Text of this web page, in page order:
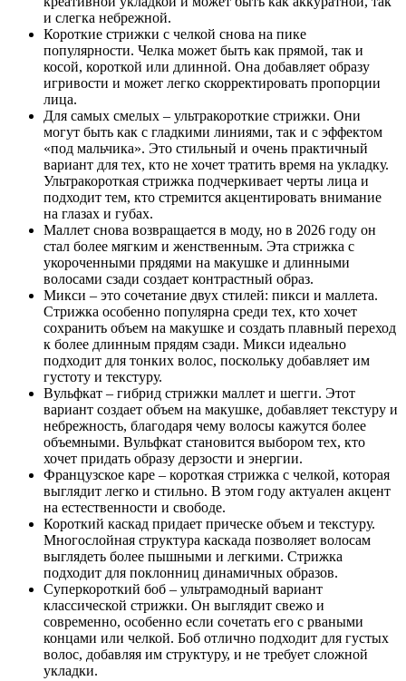
и слегка небрежной.
Короткие стрижки с челкой снова на пике
популярности. Челка может быть как прямой, так и
косой, короткой или длинной. Она добавляет образу
игривости и может легко скорректировать пропорции
лица.
Для самых смелых – ультракороткие стрижки. Они
могут быть как с гладкими линиями, так и с эффектом
«под мальчика». Это стильный и очень практичный
вариант для тех, кто не хочет тратить время на укладку.
Ультракороткая стрижка подчеркивает черты лица и
подходит тем, кто стремится акцентировать внимание
на глазах и губах.
Маллет снова возвращается в моду, но в 2026 году он
стал более мягким и женственным. Эта стрижка с
укороченными прядями на макушке и длинными
волосами сзади создает контрастный образ.
Микси – это сочетание двух стилей: пикси и маллета.
Стрижка особенно популярна среди тех, кто хочет
сохранить объем на макушке и создать плавный переход
к более длинным прядям сзади. Микси идеально
подходит для тонких волос, поскольку добавляет им
густоту и текстуру.
Вульфкат – гибрид стрижки маллет и шегги. Этот
вариант создает объем на макушке, добавляет текстуру и
небрежность, благодаря чему волосы кажутся более
объемными. Вульфкат становится выбором тех, кто
хочет придать образу дерзости и энергии.
Французское каре – короткая стрижка с челкой, которая
выглядит легко и стильно. В этом году актуален акцент
на естественности и свободе.
Короткий каскад придает прическе объем и текстуру.
Многослойная структура каскада позволяет волосам
выглядеть более пышными и легкими. Стрижка
подходит для поклонниц динамичных образов.
Суперкороткий боб – ультрамодный вариант
классической стрижки. Он выглядит свежо и
современно, особенно если сочетать его с рваными
концами или челкой. Боб отлично подходит для густых
волос, добавляя им структуру, и не требует сложной
укладки.